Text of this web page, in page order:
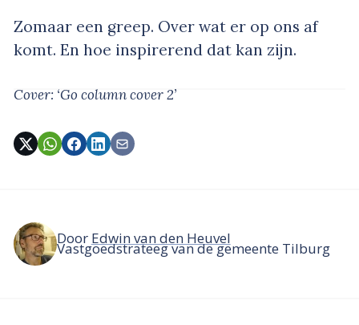
Zomaar een greep. Over wat er op ons af
komt. En hoe inspirerend dat kan zijn.
Cover: ‘Go column cover 2’
Door Edwin van den Heuvel
Vastgoedstrateeg van de gemeente Tilburg